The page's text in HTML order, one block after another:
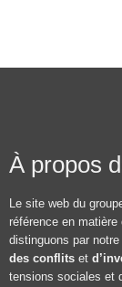
À propos
Le site web du
référence en
distinguons par
des conflits et
tensions sociales et